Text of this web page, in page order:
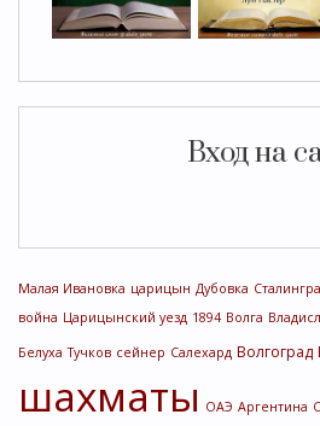
Вход на
Малая Ивановка царицын Дубовка
война Царицынский уезд 1894 Волга
Белуха Тучков сейнер Салехард Волгоград
шахматы ОАЭ Аргентина